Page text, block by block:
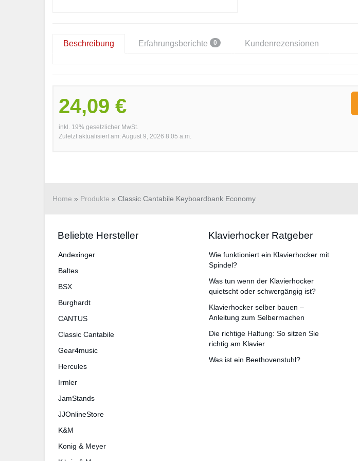
Beschreibung Erfahrungsberichte 0 Kundenrezensionen
24,09 €
inkl. 19% gesetzlicher MwSt.
Zuletzt aktualisiert am: August 9, 2026 8:05 a.m.
Home » Produkte » Classic Cantabile Keyboardbank Economy
Beliebte Hersteller
An­dex­in­ger
Baltes
BSX
Burg­hardt
CANTUS
Classic Cantabile
Gear4music
Hercules
Irmler
JamStands
JJOnlineStore
K&M
Konig & Meyer
Klavierhocker Ratgeber
Wie funktioniert ein Klavierhocker mit
Spindel?
Was tun wenn der Klavierhocker
quietscht oder schwergängig ist?
Klavierhocker selber bauen –
Anleitung zum Selbermachen
Die richtige Haltung: So sitzen Sie
richtig am Klavier
Was ist ein Beethovenstuhl?